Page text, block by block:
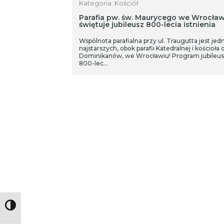
Toggle High Contrast
Kategoria: Kościół
Parafia pw. św. Maurycego we
świętuje jubileusz 800-lecia istnienia
Wspólnota parafialna przy ul. Traugutta jest
najstarszych, obok parafii Katedralnej i kościoła
Dominikanów, we Wrocławiu! Program
800-lec…